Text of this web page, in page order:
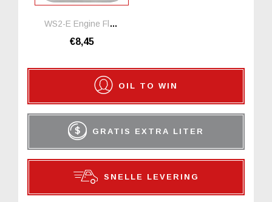
WS2-E Engine Flushing Oil *1 Liter
€8,45
OIL TO WIN
GRATIS EXTRA LITER
SNELLE LEVERING